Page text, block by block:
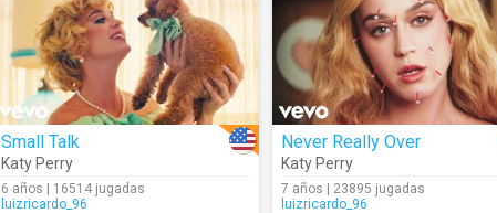
Small Talk
Katy Perry
6 años | 16514 jugadas
luizricardo_96
Never Really Over
Katy Perry
7 años | 23895 jugadas
luizricardo_96